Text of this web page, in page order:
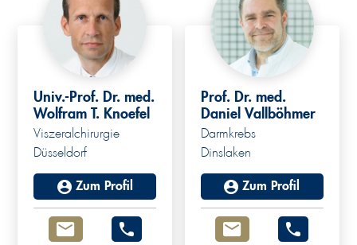
Univ.-Prof. Dr. med.
Wolfram T. Knoefel
Viszeralchirurgie
Düsseldorf
Zum Profil
Prof. Dr. med.
Daniel Vallböhmer
Darmkrebs
Dinslaken
Zum Profil